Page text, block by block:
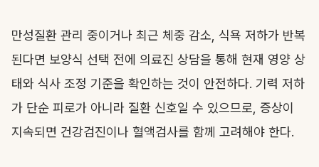
만성질환 관리 중이거나 최근 체중 감소, 식욕 저하가 반복
된다면 보양식 선택 전에 의료진 상담을 통해 현재 영양 상
태와 식사 조정 기준을 확인하는 것이 안전하다. 기력 저하
가 단순 피로가 아니라 질환 신호일 수 있으므로, 증상이
지속되면 건강검진이나 혈액검사를 함께 고려해야 한다.